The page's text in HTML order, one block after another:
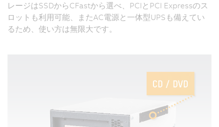
レージはSSDからCFastから選べ、PCIとPCI Expressのス
ロットも利用可能、またAC電源と一体型UPSも備えてい
るため、使い方は無限大です。